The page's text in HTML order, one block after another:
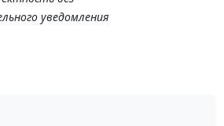
уведомления